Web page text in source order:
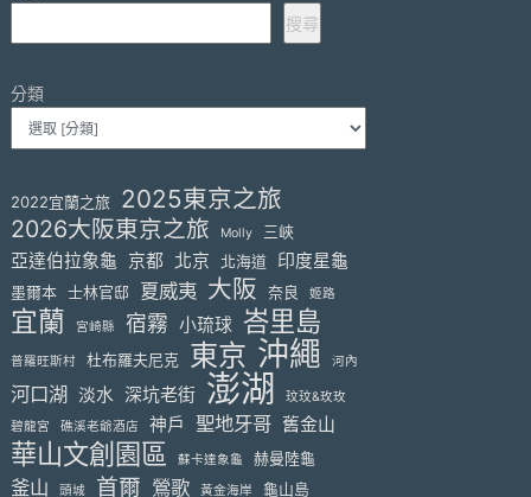
搜尋
分類
2022宜蘭之旅 2025東京之旅
2026大阪東京之旅 Molly 三峽
亞達伯拉象龜 京都 北京 北海道 印度星龜
墨爾本 士林官邸 夏威夷 大阪 奈良 姬路
宜蘭 宮崎縣 宿霧 小琉球 峇里島
普羅旺斯村 杜布羅夫尼克 東京 沖繩 河內
河口湖 淡水 深坑老街 澎湖
玟玟&玫玫
碧龍宮
礁溪老爺酒店 神戶 聖地牙哥 舊金山
華山文創園區 蘇卡達象龜 赫曼陸龜
釜山 頭城 首爾 鶯歌 黃金海岸 龜山島